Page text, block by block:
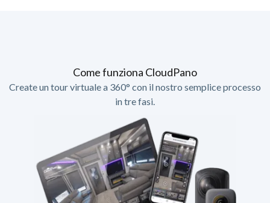
Come funziona CloudPano
Create un tour virtuale a 360° con il nostro semplice processo
in tre fasi.